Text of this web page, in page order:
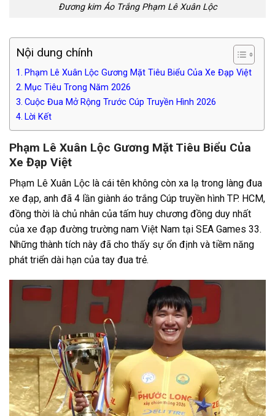
Đương kim Áo Trắng Phạm Lê Xuân Lộc
Nội dung chính
Phạm Lê Xuân Lộc Gương Mặt Tiêu Biểu Của Xe Đạp Việt
Mục Tiêu Trong Năm 2026
Cuộc Đua Mở Rộng Trước Cúp Truyền Hình 2026
Lời Kết
Phạm Lê Xuân Lộc Gương Mặt Tiêu Biểu Của
Xe Đạp Việt
Phạm Lê Xuân Lộc là cái tên không còn xa lạ trong làng đua
xe đạp, anh đã 4 lần giành áo trắng Cúp truyền hình TP. HCM,
đồng thời là chủ nhân của tấm huy chương đồng duy nhất
của xe đạp đường trường nam Việt Nam tại SEA Games 33.
Những thành tích này đã cho thấy sự ổn định và tiềm năng
phát triển dài hạn của tay đua trẻ.